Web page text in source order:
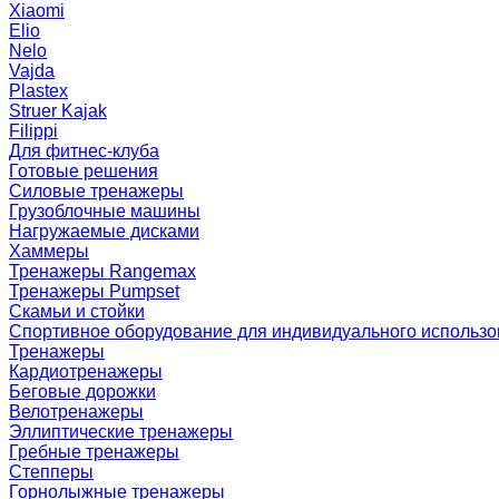
Xiaomi
Elio
Nelo
Vajda
Plastex
Struer Kajak
Filippi
Для фитнес-клуба
Готовые решения
Силовые тренажеры
Грузоблочные машины
Нагружаемые дисками
Хаммеры
Тренажеры Rangemax
Тренажеры Pumpset
Скамьи и стойки
Спортивное оборудование для индивидуального
Тренажеры
Кардиотренажеры
Беговые дорожки
Велотренажеры
Эллиптические тренажеры
Гребные тренажеры
Степперы
Горнолыжные тренажеры